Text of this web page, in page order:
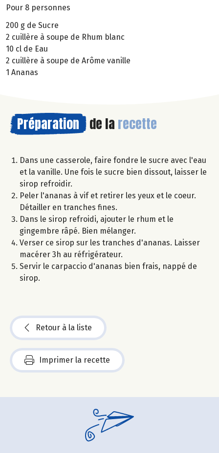
Pour 8 personnes
200 g de Sucre
2 cuillère à soupe de Rhum blanc
10 cl de Eau
2 cuillère à soupe de Arôme vanille
1 Ananas
Préparation de la recette
Dans une casserole, faire fondre le sucre avec l'eau
et la vanille. Une fois le sucre bien dissout, laisser le
sirop refroidir.
Peler l'ananas à vif et retirer les yeux et le coeur.
Détailler en tranches fines.
Dans le sirop refroidi, ajouter le rhum et le
gingembre râpé. Bien mélanger.
Verser ce sirop sur les tranches d'ananas. Laisser
macérer 3h au réfrigérateur.
Servir le carpaccio d'ananas bien frais, nappé de
sirop.
Retour à la liste
Imprimer la recette